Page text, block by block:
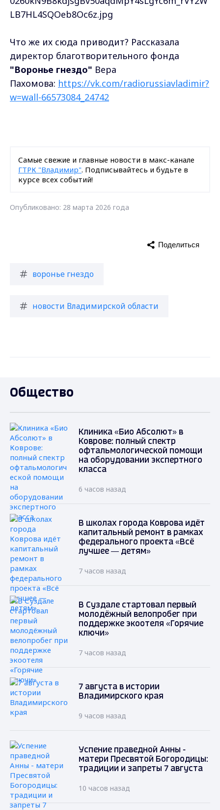
Что же их сюда приводит? Рассказала
директор благотворительного фонда
"Воронье гнездо" Вера
Пахомова: https://vk.com/radiorussiavladimir?
w=wall-66573084_24742
Самые свежие и главные новости в макс-канале
ГТРК "Владимир". Подписывайтесь и будьте в
курсе всех событий!
Опубликовано: 28 марта 2026 года
воронье гнездо
новости Владимирской области
Поделиться
Общество
Клиника «Био Абсолют» в
Коврове: полный спектр
офтальмологической помощи
на оборудовании экспертного
класса
6 часов назад
В школах города Коврова идёт
капитальный ремонт в рамках
федерального проекта «Всё
лучшее — детям»
7 часов назад
В Суздале стартовал первый
молодёжный велопробег при
поддержке экоотеля «Горячие
ключи»
7 часов назад
7 августа в истории
Владимирского края
9 часов назад
Успение праведной Анны -
матери Пресвятой Богородицы:
традиции и запреты 7 августа
10 часов назад